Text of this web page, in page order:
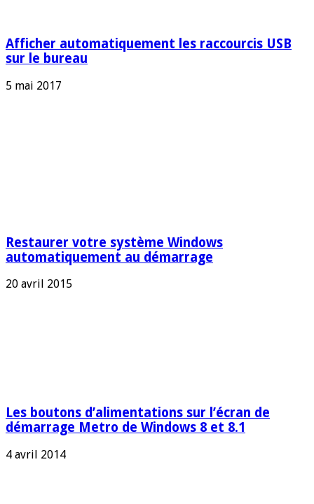
Afficher automatiquement les raccourcis USB
sur le bureau
5 mai 2017
Restaurer votre système Windows
automatiquement au démarrage
20 avril 2015
Les boutons d’alimentations sur l’écran de
démarrage Metro de Windows 8 et 8.1
4 avril 2014